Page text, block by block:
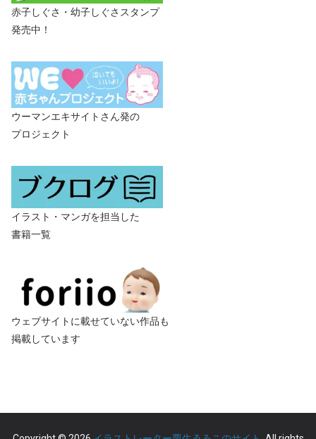
赤子しぐさ・幼子しぐさスタンプ
発売中！
ウーマンエキサイトさん発の
プロジェクト
イラスト・マンガを担当した
書籍一覧
ウェブサイトに載せていない作品も
掲載しています